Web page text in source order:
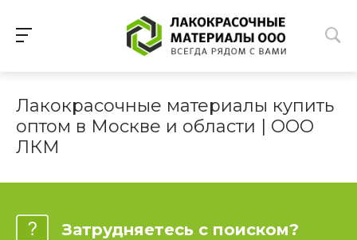
Лакокрасочные материалы купить
оптом в Москве и области | ООО
ЛКМ
Затрудняетесь с поиском?